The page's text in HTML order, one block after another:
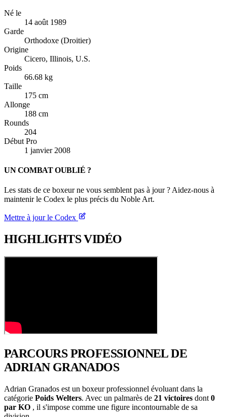
Né le
14 août 1989
Garde
Orthodoxe (Droitier)
Origine
Cicero, Illinois, U.S.
Poids
66.68 kg
Taille
175 cm
Allonge
188 cm
Rounds
204
Début Pro
1 janvier 2008
UN COMBAT OUBLIÉ ?
Les stats de ce boxeur ne vous semblent pas à jour ? Aidez-nous à
maintenir le Codex le plus précis du Noble Art.
Mettre à jour le Codex
HIGHLIGHTSVIDÉO
PARCOURS PROFESSIONNELDE
ADRIAN GRANADOS
Adrian Granados est un boxeur professionnel évoluant dans la
catégorie Poids Welters. Avec un palmarès de 21 victoires dont 0
par KO , il s'impose comme une figure incontournable de sa